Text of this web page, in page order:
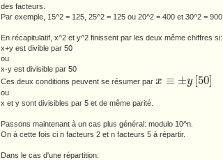
des facteurs.
Par exemple, 15^2 = 125, 25^2 = 125 ou 20^2 = 400 et 30^2 = 900
En récapitulatif, x^2 et y^2 finissent par les deux même chiffres si:
x+y est divible par 50
ou
x-y est divisible par 50
Ces deux conditions peuvent se résumer par x ≡ ±y [50]
x≡ ±y[ 50]
ou
x et y sont divisibles par 5 et de même parité.
Passons maintenant à un cas plus général: modulo 10^n.
On à cette fois ci n facteurs 2 et n facteurs 5 à répartir.
Dans le cas d'une répartition: